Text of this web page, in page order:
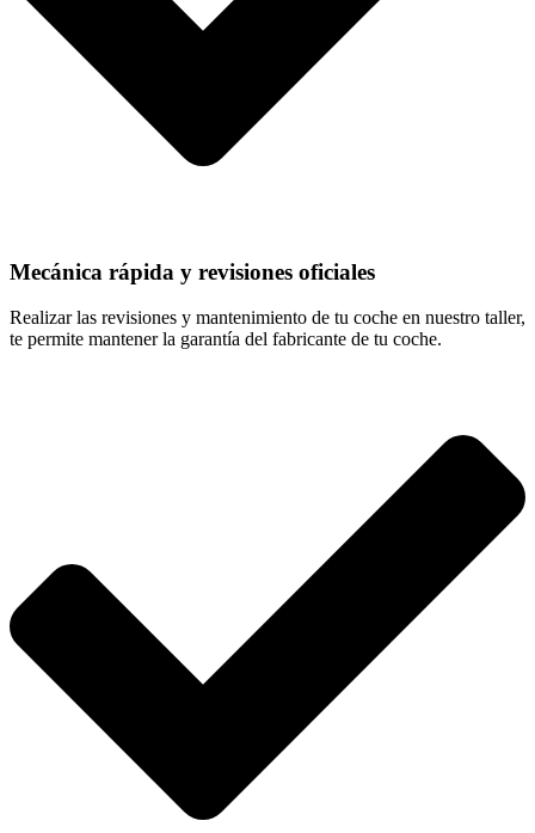
Mecánica rápida y revisiones oficiales
Realizar las revisiones y mantenimiento de tu coche en nuestro taller,
te permite mantener la garantía del fabricante de tu coche.